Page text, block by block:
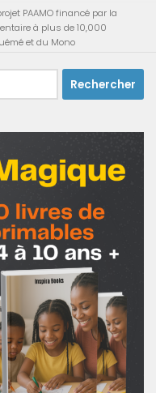
PAAMO financé par la
à plus de 10,000
et du Mono